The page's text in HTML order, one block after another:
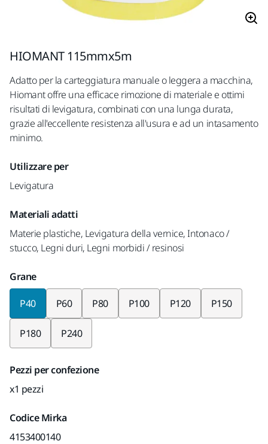
HIOMANT 115mmx5m
Adatto per la carteggiatura manuale o leggera a macchina,
Hiomant offre una efficace rimozione di materiale e ottimi
risultati di levigatura, combinati con una lunga durata,
grazie all'eccellente resistenza all'usura e ad un intasamento
minimo.
Utilizzare per
Levigatura
Materiali adatti
Materie plastiche, Levigatura della vernice, Intonaco /
stucco, Legni duri, Legni morbidi / resinosi
Grane
P40 P60 P80 P100 P120 P150
P180 P240
Pezzi per confezione
x1 pezzi
Codice Mirka
4153400140